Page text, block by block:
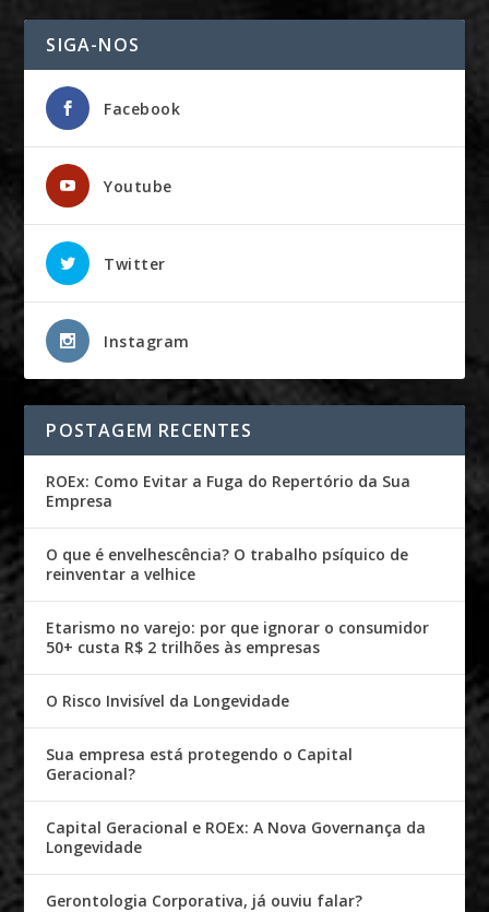
SIGA-NOS
Facebook
Youtube
Twitter
Instagram
POSTAGEM RECENTES
ROEx: Como Evitar a Fuga do Repertório da Sua
Empresa
O que é envelhescência? O trabalho psíquico de
reinventar a velhice
Etarismo no varejo: por que ignorar o consumidor
50+ custa R$ 2 trilhões às empresas
O Risco Invisível da Longevidade
Sua empresa está protegendo o Capital
Geracional?
Capital Geracional e ROEx: A Nova Governança da
Longevidade
Gerontologia Corporativa, já ouviu falar?